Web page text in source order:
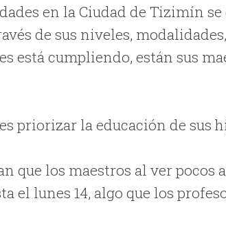
en la Ciudad de Tizimín
de sus niveles,
está cumpliendo, están sus
priorizar la educación de sus
que los maestros al ver pocos
el lunes 14, algo que los